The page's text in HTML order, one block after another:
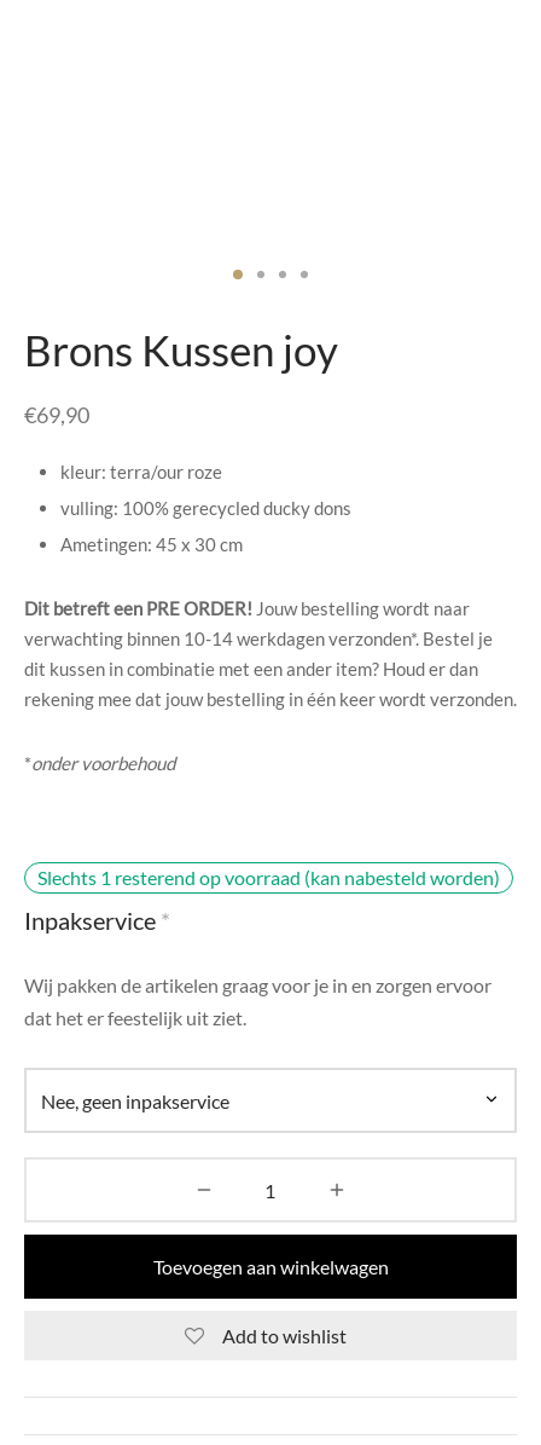
Brons Kussen joy
€69,90
kleur: terra/our roze
vulling: 100% gerecycled ducky dons
Ametingen: 45 x 30 cm
Dit betreft een PRE ORDER! Jouw bestelling wordt naar
verwachting binnen 10-14 werkdagen verzonden*. Bestel je
dit kussen in combinatie met een ander item? Houd er dan
rekening mee dat jouw bestelling in één keer wordt verzonden.
*onder voorbehoud
Slechts 1 resterend op voorraad (kan nabesteld worden)
Inpakservice *
Wij pakken de artikelen graag voor je in en zorgen ervoor
dat het er feestelijk uit ziet.
Toevoegen aan winkelwagen
Add to wishlist
Chique
Collection